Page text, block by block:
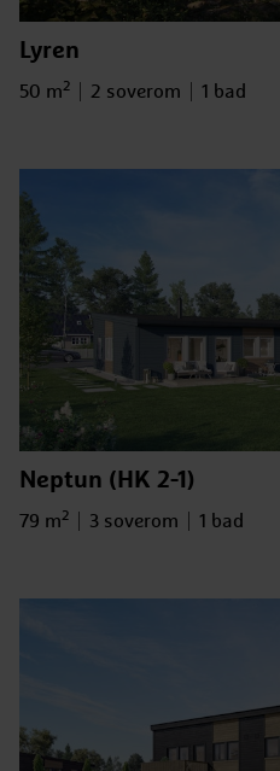
Lyren
Bruksareal
50 m2 Antall soverom
2 soverom Antall bad
1 bad
Neptun (HK 2-1)
Bruksareal
79 m2 Antall soverom
3 soverom Antall bad
1 bad